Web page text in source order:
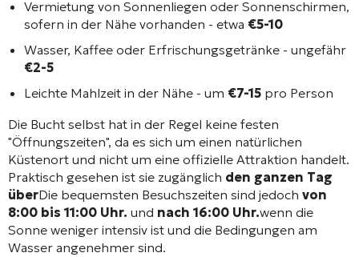
Vermietung von Sonnenliegen oder Sonnenschirmen,
sofern in der Nähe vorhanden - etwa €5-10
Wasser, Kaffee oder Erfrischungsgetränke - ungefähr
€2-5
Leichte Mahlzeit in der Nähe - um €7-15 pro Person
Die Bucht selbst hat in der Regel keine festen
"Öffnungszeiten", da es sich um einen natürlichen
Küstenort und nicht um eine offizielle Attraktion handelt.
Praktisch gesehen ist sie zugänglich den ganzen Tag
überDie bequemsten Besuchszeiten sind jedoch von
8:00 bis 11:00 Uhr. und nach 16:00 Uhr.wenn die
Sonne weniger intensiv ist und die Bedingungen am
Wasser angenehmer sind.